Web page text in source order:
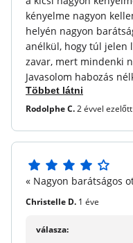
Törölközők :Extra
Érkezéskor
Háztartási maradás
végén a tartózkodás,
szolgáltatást előre-
Parkoló :Ingyenes
figyelembe:
(márciustól
Étterem : Közel - a
Elhelyezkedés
csillagból
kényelme nagyon
helyén nagyon
anélkül, hogy túl jelen
zavar, mert mindenki
Javasolom habozás
Többet látni
Rodolphe C.2 évvel ezelőtt
5
csillagból
« Nagyon barátságos
Christelle D. 1 éve
válasza: